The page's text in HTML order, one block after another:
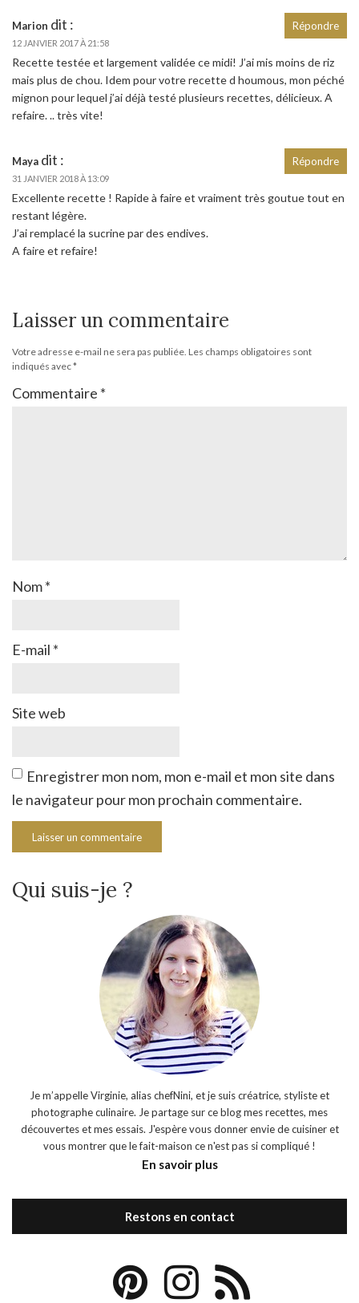
Marion dit :
12 JANVIER 2017 À 21:58
Recette testée et largement validée ce midi! J’ai mis moins de riz
mais plus de chou. Idem pour votre recette d houmous, mon péché
mignon pour lequel j’ai déjà testé plusieurs recettes, délicieux. A
refaire. .. très vite!
Répondre
Maya dit :
31 JANVIER 2018 À 13:09
Excellente recette ! Rapide à faire et vraiment très goutue tout en
restant légère.
J’ai remplacé la sucrine par des endives.
A faire et refaire!
Répondre
Laisser un commentaire
Votre adresse e-mail ne sera pas publiée. Les champs obligatoires sont
indiqués avec*
Commentaire *
Nom*
E-mail *
Site web
Enregistrer mon nom, mon e-mail et mon site dans
le navigateur pour mon prochain commentaire.
Qui suis-je ?
Je m’appelle Virginie, alias chefNini, et je suis créatrice, styliste et
photographe culinaire. Je partage sur ce blog mes recettes, mes
découvertes et mes essais. J'espère vous donner envie de cuisiner et
vous montrer que le fait-maison ce n'est pas si compliqué !
En savoir plus
Restons en contact